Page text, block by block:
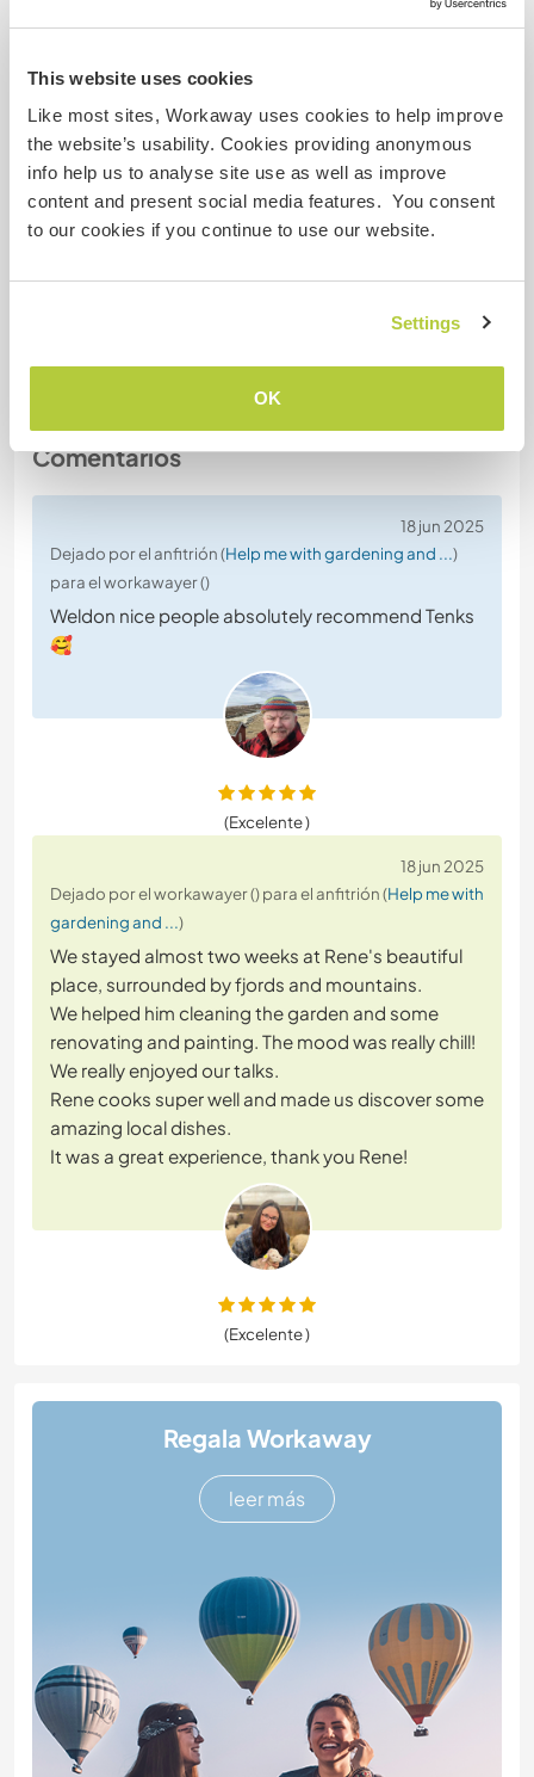
This website uses cookies
Like most sites, Workaway uses cookies to help improve
the website’s usability. Cookies providing anonymous
info help us to analyse site use as well as improve
content and present social media features. You consent
to our cookies if you continue to use our website.
Settings
OK
Permiso de conducir
Alergia
Dieta especial
Francis doesn't eat pork
Comentarios
18 jun 2025
Dejado por el anfitrión (Help me with gardening and ...)
para el workawayer ()
Weldon nice people absolutely recommend Tenks
🥰
(Excelente )
18 jun 2025
Dejado por el workawayer () para el anfitrión (Help me with
gardening and ...)
We stayed almost two weeks at Rene's beautiful
place, surrounded by fjords and mountains.
We helped him cleaning the garden and some
renovating and painting. The mood was really chill!
We really enjoyed our talks.
Rene cooks super well and made us discover some
amazing local dishes.
It was a great experience, thank you Rene!
(Excelente )
Regala Workaway
leer más